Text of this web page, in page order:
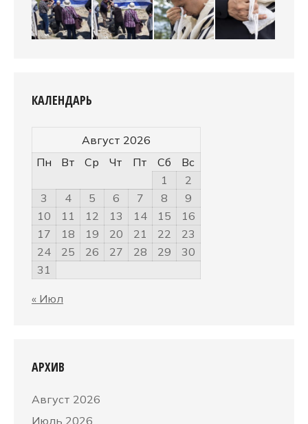
КАЛЕНДАРЬ
Август 2026
Пн
Вт Ср Чт Пт Сб
Вс
1
2
3
4 5 6 7 8
9
10
11 12 13 14 15
16
17
18 19 20 21 22
23
24
25 26 27 28 29
30
31
« Июл
АРХИВ
Август 2026
Июль 2026